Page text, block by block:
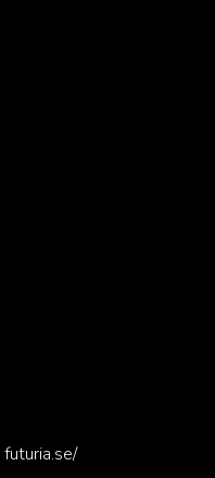
futuria.se/